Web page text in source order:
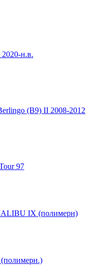
н.в.
(B9) II 2008-2012
97
IX (полимерн)